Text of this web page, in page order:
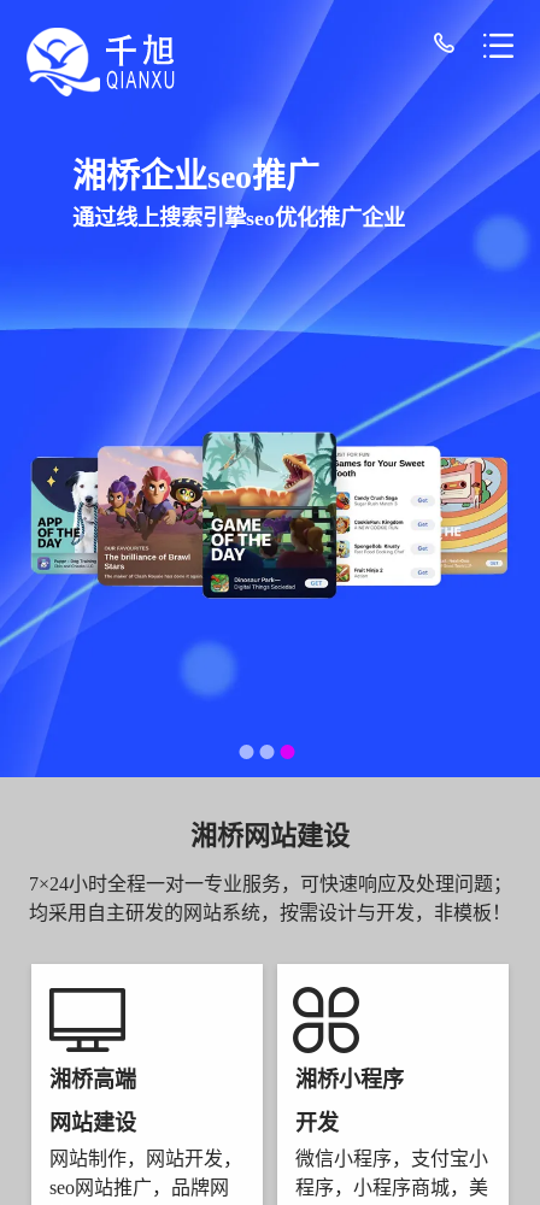
湘桥网站建设公司-千旭网络（12年经验/30+
千旭网络科技
为湘桥企业提供网站建设，网站制作，网站设
计服务
湘桥网站建设
7×24小时全程一对一专业服务，可快速响应及处理问题；
均采用自主研发的网站系统，按需设计与开发，非模板！
湘桥高端
网站建设
网站制作，网站开发，
seo网站推广，品牌网
湘桥小程序
开发
微信小程序，支付宝小
程序，小程序商城，美